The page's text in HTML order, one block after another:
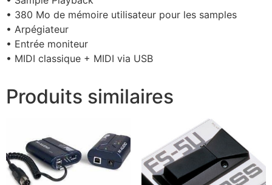
• 380 Mo de mémoire utilisateur pour les samples
• Arpégiateur
• Entrée moniteur
• MIDI classique + MIDI via USB
Produits similaires